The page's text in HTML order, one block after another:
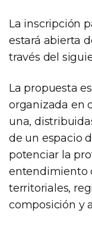
La inscripción
estará abierta
través del
La propuesta
organizada en
una,
de un espacio
potenciar la
entendimiento
territoriales,
composición y